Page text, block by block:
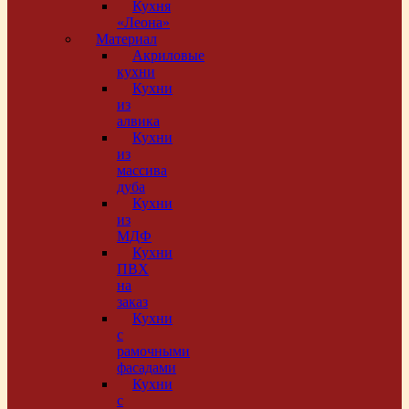
Кухня
«Леона»
Материал
Акриловые
кухни
Кухни
из
алвика
Кухни
из
массива
дуба
Кухни
из
МДФ
Кухни
ПВХ
на
заказ
Кухни
с
рамочными
фасадами
Кухни
с